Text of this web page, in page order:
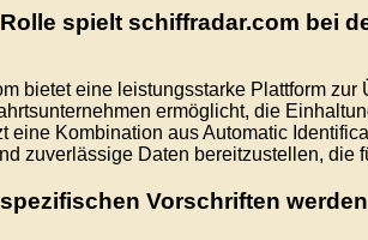
spielt schiffradar.com bei
bietet eine leistungsstarke Plattform
ermöglicht, die
eine Kombination aus Automatic
zuverlässige Daten bereitzustellen, die
Vorschriften